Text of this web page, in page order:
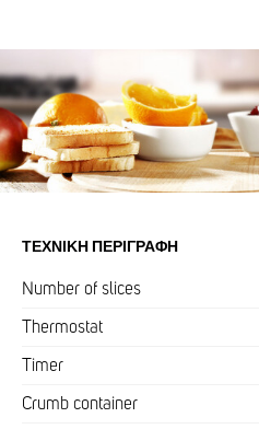
ΤΕΧΝΙΚΉ ΠΕΡΙΓΡΑΦΉ
Number of slices
Thermostat
Timer
Crumb container